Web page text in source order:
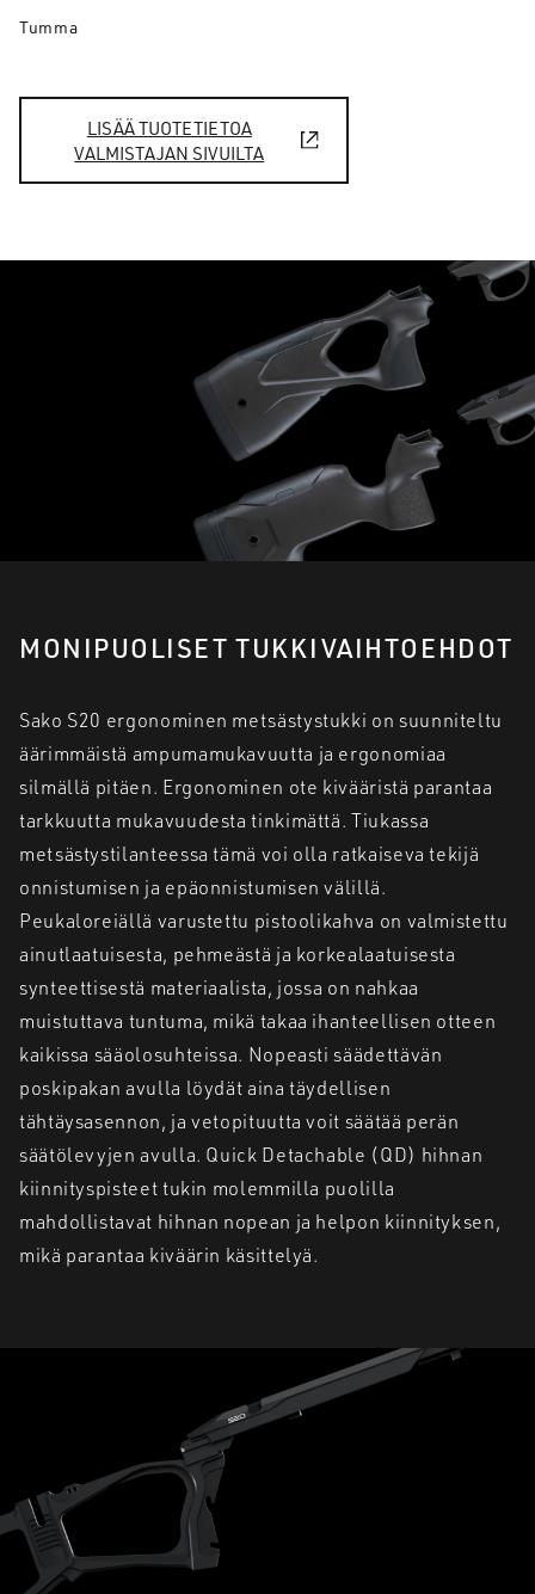
Tumma
LISÄÄ TUOTETIETOA
VALMISTAJAN SIVUILTA
MONIPUOLISET TUKKIVAIHTOEHDOT
Sako S20 ergonominen metsästystukki on suunniteltu
äärimmäistä ampumamukavuutta ja ergonomiaa
silmällä pitäen. Ergonominen ote kivääristä parantaa
tarkkuutta mukavuudesta tinkimättä. Tiukassa
metsästystilanteessa tämä voi olla ratkaiseva tekijä
onnistumisen ja epäonnistumisen välillä.
Peukaloreiällä varustettu pistoolikahva on valmistettu
ainutlaatuisesta, pehmeästä ja korkealaatuisesta
synteettisestä materiaalista, jossa on nahkaa
muistuttava tuntuma, mikä takaa ihanteellisen otteen
kaikissa sääolosuhteissa. Nopeasti säädettävän
poskipakan avulla löydät aina täydellisen
tähtäysasennon, ja vetopituutta voit säätää perän
säätölevyjen avulla. Quick Detachable (QD) hihnan
kiinnityspisteet tukin molemmilla puolilla
mahdollistavat hihnan nopean ja helpon kiinnityksen,
mikä parantaa kiväärin käsittelyä.